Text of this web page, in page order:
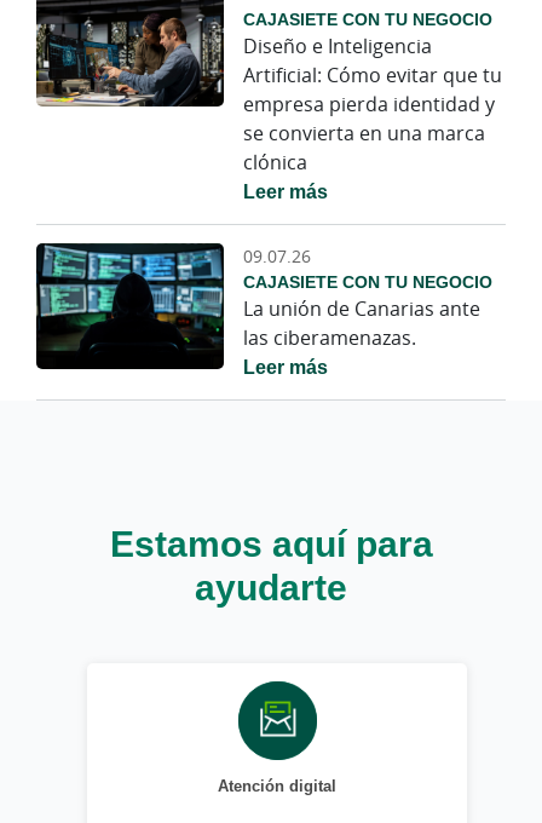
CAJASIETE CON TU NEGOCIO
Diseño e Inteligencia
Artificial: Cómo evitar que tu
empresa pierda identidad y
se convierta en una marca
clónica
Leer más
09.07.26
CAJASIETE CON TU NEGOCIO
La unión de Canarias ante
las ciberamenazas.
Leer más
Estamos aquí para
ayudarte
Atención digital